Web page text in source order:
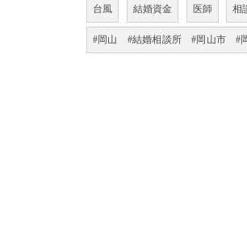
台風 結婚資金 医師 相
#岡山 #結婚相談所 #岡山市 #